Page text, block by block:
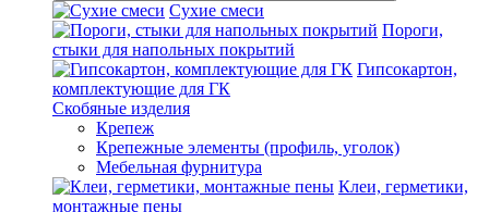
Сухие смеси
Пороги,
стыки для напольных покрытий
Гипсокартон,
комплектующие для ГК
Скобяные изделия
Крепеж
Крепежные элементы (профиль, уголок)
Мебельная фурнитура
Клеи, герметики,
монтажные пены